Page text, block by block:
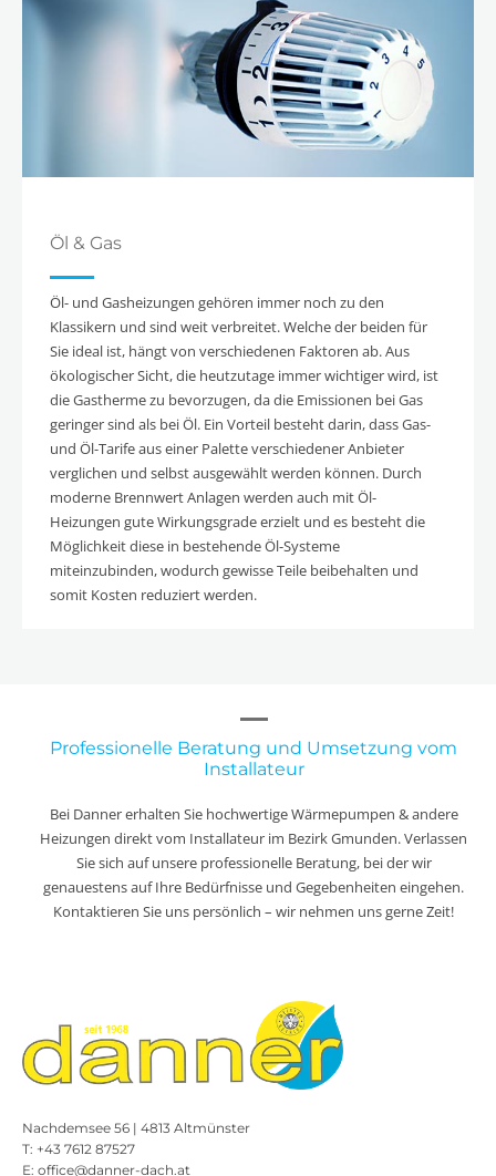
Öl & Gas
Öl- und Gasheizungen gehören immer noch zu den
Klassikern und sind weit verbreitet. Welche der beiden für
Sie ideal ist, hängt von verschiedenen Faktoren ab. Aus
ökologischer Sicht, die heutzutage immer wichtiger wird, ist
die Gastherme zu bevorzugen, da die Emissionen bei Gas
geringer sind als bei Öl. Ein Vorteil besteht darin, dass Gas-
und Öl-Tarife aus einer Palette verschiedener Anbieter
verglichen und selbst ausgewählt werden können. Durch
moderne Brennwert Anlagen werden auch mit Öl-
Heizungen gute Wirkungsgrade erzielt und es besteht die
Möglichkeit diese in bestehende Öl-Systeme
miteinzubinden, wodurch gewisse Teile beibehalten und
somit Kosten reduziert werden.
Professionelle Beratung und Umsetzung vom
Installateur
Bei Danner erhalten Sie hochwertige Wärmepumpen & andere
Heizungen direkt vom Installateur im Bezirk Gmunden. Verlassen
Sie sich auf unsere professionelle Beratung, bei der wir
genauestens auf Ihre Bedürfnisse und Gegebenheiten eingehen.
Kontaktieren Sie uns persönlich – wir nehmen uns gerne Zeit!
Nachdemsee 56 | 4813 Altmünster
T: +43 7612 87527
E: office@danner-dach.at